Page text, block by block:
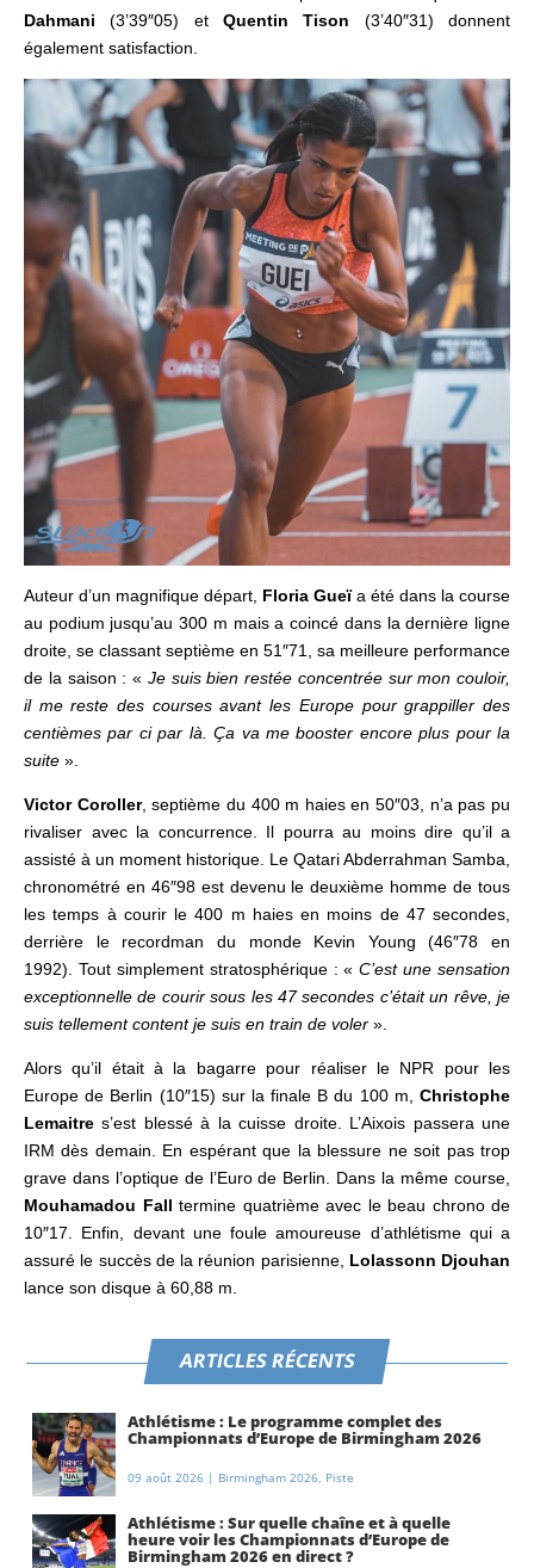
Dahmani (3’39″05) et Quentin Tison (3’40″31) donnent
également satisfaction.
Auteur d’un magnifique départ, Floria Gueïa été dans la course
au podium jusqu’au 300 m mais a coincé dans la dernière ligne
droite, se classant septième en 51″71, sa meilleure performance
de la saison : « Je suis bien restée concentrée sur mon couloir,
il me reste des courses avant les Europe pour grappiller des
centièmes par ci par là. Ça va me booster encore plus pour la
suite ».
Victor Coroller, septième du 400 m haies en 50″03, n’a pas pu
rivaliser avec la concurrence. Il pourra au moins dire qu’il a
assisté à un moment historique. Le Qatari Abderrahman Samba,
chronométré en 46″98 est devenu le deuxième homme de tous
les temps à courir le 400 m haies en moins de 47 secondes,
derrière le recordman du monde Kevin Young (46″78 en
1992). Tout simplement stratosphérique : «C’est une sensation
exceptionnelle de courir sous les 47 secondes c’était un rêve, je
suis tellement content je suis en train de voler ».
Alors qu’il était à la bagarre pour réaliser le NPR pour les
Europe de Berlin (10″15) sur la finale B du 100 m, Christophe
Lemaitre s’est blessé à la cuisse droite. L’Aixois passera une
IRM dès demain. En espérant que la blessure ne soit pas trop
grave dans l’optique de l’Euro de Berlin. Dans la même course,
Mouhamadou Fall termine quatrième avec le beau chrono de
10″17. Enfin, devant une foule amoureuse d’athlétisme qui a
assuré le succès de la réunion parisienne, Lolassonn Djouhan
lance son disque à 60,88 m.
ARTICLES RÉCENTS
Athlétisme : Le programme complet des
Championnats d’Europe de Birmingham 2026
09 août 2026 | Birmingham 2026 Piste
Athlétisme : Sur quelle chaîne et à quelle
heure voir les Championnats d’Europe de
Birmingham 2026 en direct ?